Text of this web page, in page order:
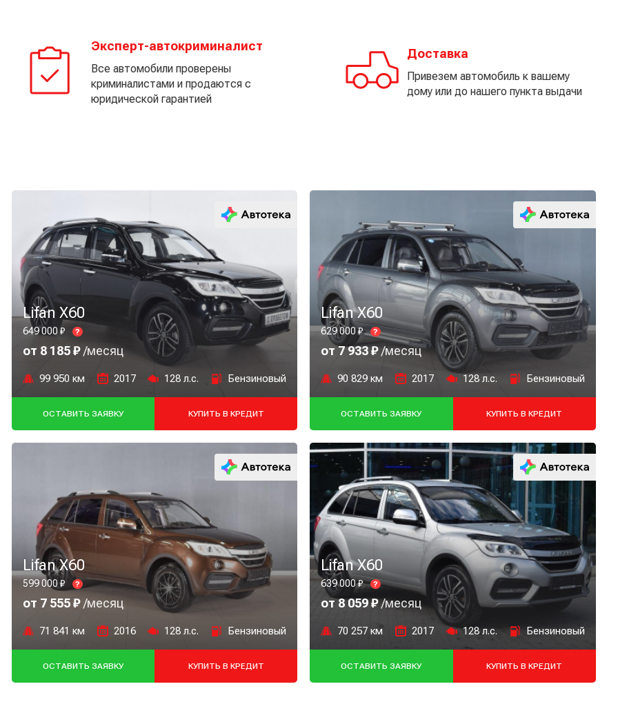
Эксперт-автокриминалист
Все автомобили проверены
криминалистами и продаются с
юридической гарантией
Доставка
Привезем автомобиль к вашему
дому или до нашего пункта выдачи
Lifan X60
649 000 ₽ ?
от 8 185 ₽/месяц
99 950 км 2017 128 л.с. Бензиновый
ОСТАВИТЬ ЗАЯВКУ КУПИТЬ В КРЕДИТ
Lifan X60
629 000 ₽ ?
от 7 933 ₽/месяц
90 829 км 2017 128 л.с. Бензиновый
ОСТАВИТЬ ЗАЯВКУ КУПИТЬ В КРЕДИТ
Lifan X60
599 000 ₽ ?
от 7 555 ₽/месяц
71 841 км 2016 128 л.с. Бензиновый
ОСТАВИТЬ ЗАЯВКУ КУПИТЬ В КРЕДИТ
Lifan X60
639 000 ₽ ?
от 8 059 ₽/месяц
70 257 км 2017 128 л.с. Бензиновый
ОСТАВИТЬ ЗАЯВКУ КУПИТЬ В КРЕДИТ